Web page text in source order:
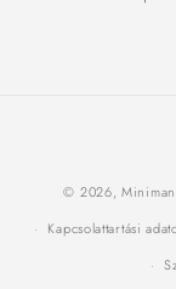
© 2026,
Kapcsolattartási